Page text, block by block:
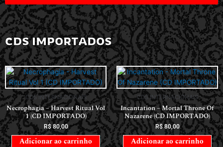
CDS IMPORTADOS
CDS INTERNACIONAIS
Necrophagia – Harvest Ritual Vol
1 (CD IMPORTADO)
R$80,00
Adicionar ao carrinho
CDS INTERNACIONAIS
Incantation – Mortal Throne Of
Nazarene (CD IMPORTADO)
R$80,00
Adicionar ao carrinho